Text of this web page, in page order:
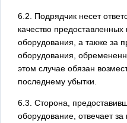
6.2. Подрядчик несет
качество
оборудования, а также за
оборудования,
этом случае обязан
последнему убытки.
6.3. Сторона,
оборудование, отвечает за